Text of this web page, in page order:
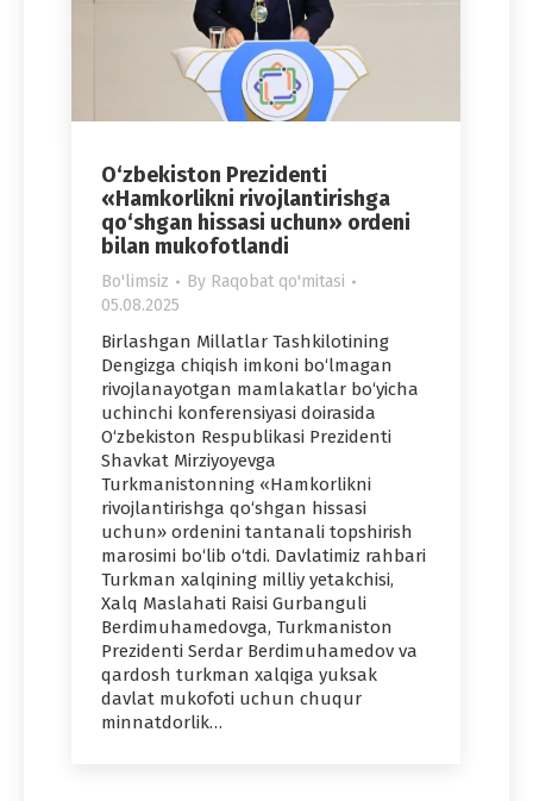
O‘zbekiston Prezidenti
«Hamkorlikni rivojlantirishga
qo‘shgan hissasi uchun» ordeni
bilan mukofotlandi
Bo'limsiz By Raqobat qo'mitasi
05.08.2025
Birlashgan Millatlar Tashkilotining
Dengizga chiqish imkoni bo‘lmagan
rivojlanayotgan mamlakatlar bo‘yicha
uchinchi konferensiyasi doirasida
O‘zbekiston Respublikasi Prezidenti
Shavkat Mirziyoyevga
Turkmanistonning «Hamkorlikni
rivojlantirishga qo‘shgan hissasi
uchun» ordenini tantanali topshirish
marosimi bo‘lib o‘tdi. Davlatimiz rahbari
Turkman xalqining milliy yetakchisi,
Xalq Maslahati Raisi Gurbanguli
Berdimuhamedovga, Turkmaniston
Prezidenti Serdar Berdimuhamedov va
qardosh turkman xalqiga yuksak
davlat mukofoti uchun chuqur
minnatdorlik…